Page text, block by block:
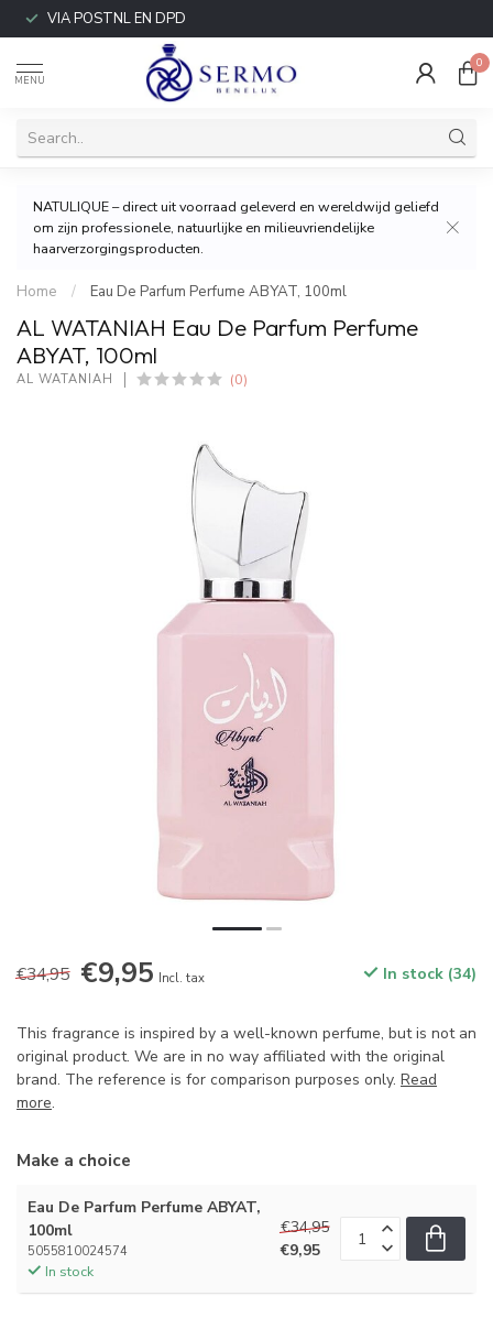
VIA POSTNL EN DPD
MENU
0
NATULIQUE – direct uit voorraad geleverd en wereldwijd geliefd
om zijn professionele, natuurlijke en milieuvriendelijke
haarverzorgingsproducten.
Home / Eau De Parfum Perfume ABYAT, 100ml
AL WATANIAH Eau De Parfum Perfume
ABYAT, 100ml
AL WATANIAH (0)
€34,95 €9,95 Incl. tax In stock (34)
This fragrance is inspired by a well-known perfume, but is not an
original product. We are in no way affiliated with the original
brand. The reference is for comparison purposes only. Read
more.
Make a choice
Eau De Parfum Perfume ABYAT,
100ml
5055810024574
In stock
€34,95
€9,95